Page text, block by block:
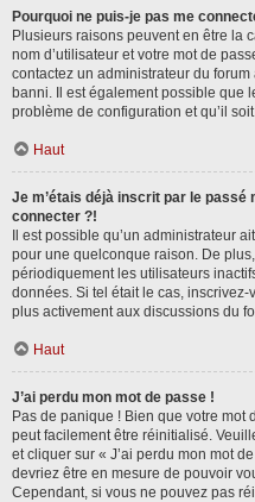
Pourquoi ne puis-je pas me
Plusieurs raisons peuvent en être la
nom d’utilisateur et votre mot de
contactez un administrateur du
banni. Il est également possible que
problème de configuration et qu’il
Haut
Je m’étais déjà inscrit par le passé
connecter ?!
Il est possible qu’un administrateur
pour une quelconque raison. De
périodiquement les utilisateurs
données. Si tel était le cas,
plus activement aux discussions du
Haut
J’ai perdu mon mot de passe !
Pas de panique ! Bien que votre mot
peut facilement être réinitialisé.
et cliquer sur « J’ai perdu mon mot
devriez être en mesure de pouvoir
Cependant, si vous ne pouvez pas